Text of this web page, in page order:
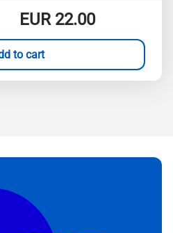
EUR22.00
to cart